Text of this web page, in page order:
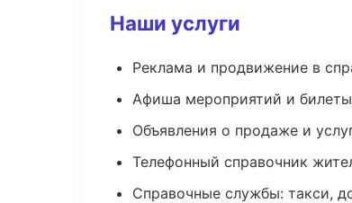
Наши услуги
Реклама и продвижение в
Афиша мероприятий и билеты
Объявления о продаже и
Телефонный справочник
Справочные службы: такси,